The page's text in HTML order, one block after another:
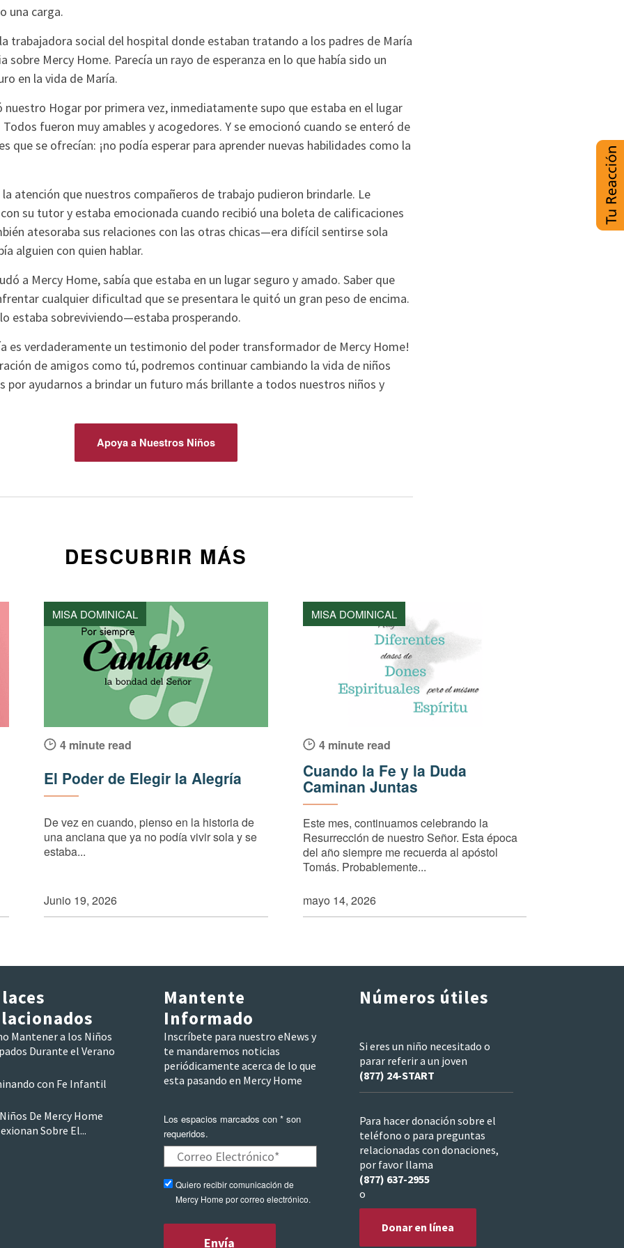
una carga.
trabajadora social del hospital donde estaban tratando a los padres de María
sobre Mercy Home. Parecía un rayo de esperanza en lo que había sido un
en la vida de María.
nuestro Hogar por primera vez, inmediatamente supo que estaba en el lugar
fueron muy amables y acogedores. Y se emocionó cuando se enteró de
que se ofrecían: ¡no podía esperar para aprender nuevas habilidades como la
atención que nuestros compañeros de trabajo pudieron brindarle. Le
su tutor y estaba emocionada cuando recibió una boleta de calificaciones
atesoraba sus relaciones con las otras chicas—era difícil sentirse sola
alguien con quien hablar.
a Mercy Home, sabía que estaba en un lugar seguro y amado. Saber que
cualquier dificultad que se presentara le quitó un gran peso de encima.
estaba sobreviviendo—estaba prosperando.
es verdaderamente un testimonio del poder transformador de Mercy Home!
de amigos como tú, podremos continuar cambiando la vida de niños
por ayudarnos a brindar un futuro más brillante a todos nuestros niños y
Apoya a Nuestros Niños
DESCUBRIR MÁS
MISA DOMINICAL
4 minute read
El Poder de Elegir la Alegría
De vez en cuando, pienso en la historia de
una anciana que ya no podía vivir sola y se
estaba...
Junio 19, 2026
MISA DOMINICAL
4 minute read
Cuando la Fe y la Duda
Caminan Juntas
Este mes, continuamos celebrando la
Resurrección de nuestro Señor. Esta época
del año siempre me recuerda al apóstol
Tomás. Probablemente...
mayo 14, 2026
Mantener a los Niños
Durante el Verano
con Fe Infantil
De Mercy Home
Sobre El...
Mantente
Informado
Inscríbete para nuestro eNews y
te mandaremos noticias
periódicamente acerca de lo que
esta pasando en Mercy Home
Los espacios marcados con * son
requeridos.
Quiero recibir comunicación de
Mercy Home por correo electrónico.
Números útiles
Si eres un niño necesitado o
parar referir a un joven
(877) 24-START
Para hacer donación sobre el
teléfono o para preguntas
relacionadas con donaciones,
por favor llama
(877) 637-2955
o
Donar en línea